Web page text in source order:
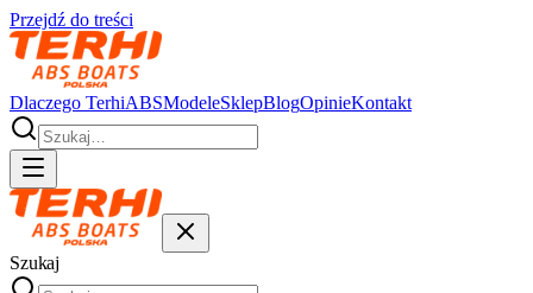
Przejdź do treści
Dlaczego TerhiABSModeleSklepBlogOpinieKontakt
Szukaj